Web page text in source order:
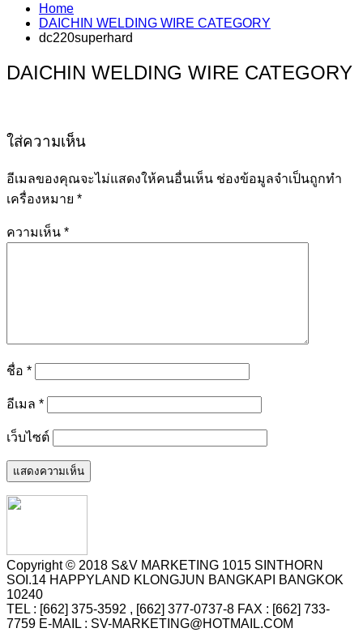
Home
DAICHIN WELDING WIRE CATEGORY
dc220superhard
DAICHIN WELDING WIRE CATEGORY
ใส่ความเห็น
อีเมลของคุณจะไม่แสดงให้คนอื่นเห็น ช่องข้อมูลจำเป็นถูกทำ
เครื่องหมาย *
ความเห็น *
ชื่อ *
อีเมล *
เว็บไซต์
Copyright © 2018 S&V MARKETING 1015 SINTHORN
SOI.14 HAPPYLAND KLONGJUN BANGKAPI BANGKOK
10240
TEL : [662] 375-3592 , [662] 377-0737-8 FAX : [662] 733-
7759 E-MAIL : SV-MARKETING@HOTMAIL.COM